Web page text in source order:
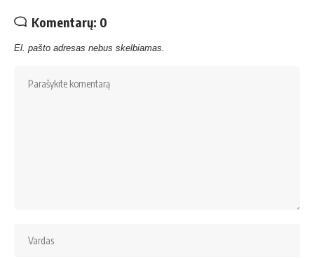
Komentarų: 0
El. pašto adresas nebus skelbiamas.